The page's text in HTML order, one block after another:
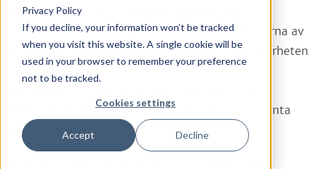
Privacy Policy
If you decline, your information won’t be tracked
when you visit this website. A single cookie will be
used in your browser to remember your preference
not to be tracked.
Cookies settings
Accept Decline
plågade den tidiga industrialiseringen eller
ozonkrisen; ständigt behöver vi hantera effekterna av
vår konsumtion. Med globaliseringen har hållbarheten
tagit en ännu mer komplex form och under de
hållbarhetsfrågor att dyka upp. Vad kan vi förvänta
oss i framtiden?